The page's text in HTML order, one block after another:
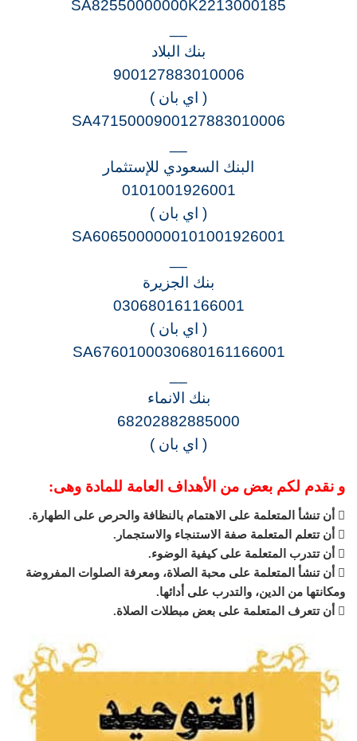
SA82550000000K2213000185
بنك البلاد
900127883010006
( اي بان )
SA4715000900127883010006
البنك السعودي للإستثمار
0101001926001
( اي بان )
SA6065000000101001926001
بنك الجزيرة
030680161166001
( اي بان )
SA6760100030680161166001
بنك الانماء
68202882885000
( اي بان )
و نقدم لكم بعض من الأهداف العامة للمادة وهى:
 أن تنشأ المتعلمة على الاهتمام بالنظافة والحرص على الطهارة.
 أن تتعلم المتعلمة صفة الاستنجاء والاستجمار.
 أن تتدرب المتعلمة على كيفية الوضوء.
 أن تنشأ المتعلمة على محبة الصلاة، ومعرفة الصلوات المفروضة
ومكانتها من الدين، والتدرب على أدائها.
 أن تتعرف المتعلمة على بعض مبطلات الصلاة.